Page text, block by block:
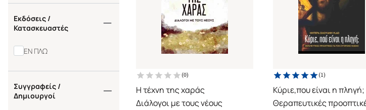
Εκδόσεις /
Κατασκευαστές
ΕΝ ΠΛΩ
Συγγραφείς /
Δημιουργοί
(0)
Η τέχνη της χαράς
Διάλογοι με τους νέους
(1)
Κύριε,που είναι η πληγή;
Θεραπευτικές